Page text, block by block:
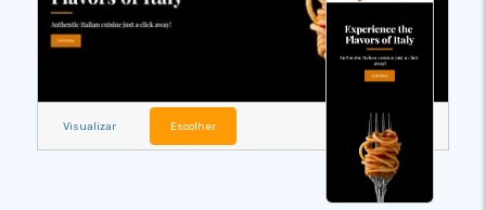
Visualizar Escolher